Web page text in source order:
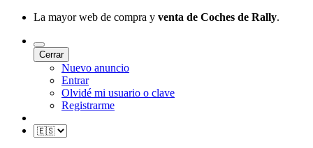
La mayor web de compra y venta de Coches de Rally.
Cerrar
Nuevo anuncio
Entrar
Olvidé mi usuario o clave
Registrarme